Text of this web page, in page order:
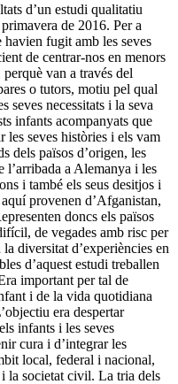
d’un estudi qualitatiu
de 2016. Per a
havien fugit amb les seves
de centrar-nos en menors
van a través del
o tutors, motiu pel qual
seves necessitats i la seva
infants acompanyats que
seves històries i els vam
dels països d’origen, les
l’arribada a Alemanya i les
i també els seus desitjos i
provenen d’Afganistan,
doncs els països
de vegades amb risc per
diversitat d’experiències en
d’aquest estudi treballen
important per tal de
i de la vida quotidiana
era despertar
infants i les seves
cura i d’integrar les
local, federal i nacional,
la societat civil. La tria dels